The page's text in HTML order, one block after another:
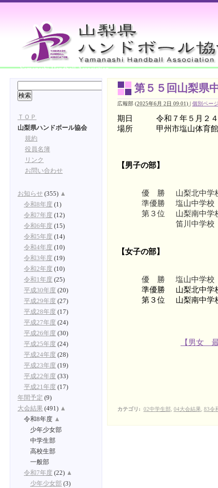
Yamanashi Handball Association
第５５回山梨県
広報部 (2025年6月 2日 09:01) | 個別ペー
期日 令和７年５月２４日
場所 甲州市塩山体育館
【男子の部】
優 勝
山梨北中学
準優勝
塩山中学校
第３位
山梨南中学
笛川中学校
【女子の部】
優 勝
塩山中学校
準優勝
山梨北中学
第３位
山梨南中学
【男女
カテゴリ : 02中学生部, 04大会結果 83令
ＴＯＰ
山梨県ハンドボール協会
規約
役員名簿
リンク
お問い合わせ
お知らせ (355) ▲
令和8年度 (1)
令和7年度 (12)
令和6年度 (15)
令和5年度 (14)
令和4年度 (10)
令和3年度 (19)
令和2年度 (10)
令和1年度 (25)
平成30年度 (20)
平成29年度 (27)
平成28年度 (17)
平成27年度 (24)
平成26年度 (30)
平成25年度 (24)
平成24年度 (28)
平成23年度 (19)
平成22年度 (33)
平成21年度 (17)
年間予定 (9)
大会結果 (491) ▲
令和8年度 ▲
少年少女部
中学生部
高校生部
一般部
令和7年度 (22) ▲
少年少女部 (3)